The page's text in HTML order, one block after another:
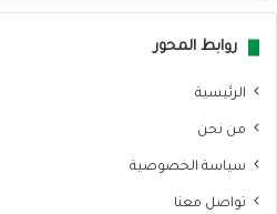
روابط المحور
الرئيسية
من نحن
سياسة الخصوصية
تواصل معنا